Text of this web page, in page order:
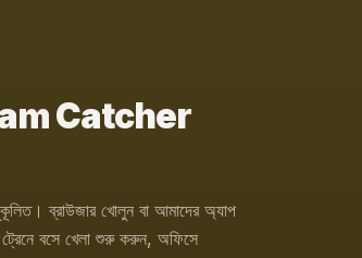
Catcher
ব্রাউজার খোলুন বা আমাদের অ্যাপ
বসে খেলা শুরু করুন, অফিসে